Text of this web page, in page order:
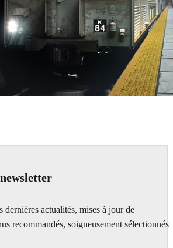
dernières actualités, mises à jour de
recommandés, soigneusement sélectionnés